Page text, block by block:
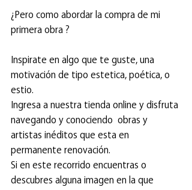
¿Pero como abordar la compra de mi
primera obra ?
Inspirate en algo que te guste, una
motivación de tipo estetica, poética, o
estio.
Ingresa a nuestra tienda online y disfruta
navegando y conociendo  obras y
artistas inéditos que esta en
permanente renovación.
Si en este recorrido encuentras o
descubres alguna imagen en la que